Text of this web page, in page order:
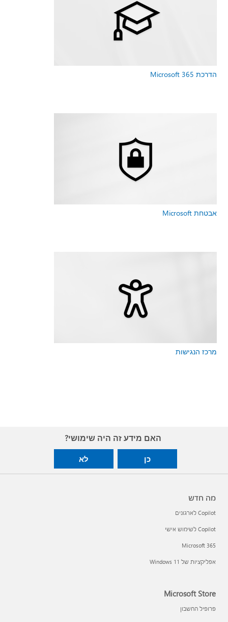
הדרכת Microsoft 365
אבטחת Microsoft
מרכז הנגישות
האם מידע זה היה שימושי?
כן לא
מה חדש
Copilot לארגונים
Copilot לשימוש אישי
Microsoft 365
אפליקציות של Windows 11‏
Microsoft Store
פרופיל החשבון